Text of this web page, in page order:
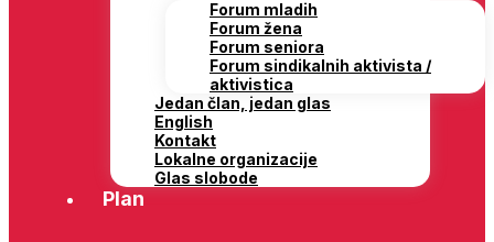
Forum mladih
Forum žena
Forum seniora
Forum sindikalnih aktivista /
aktivistica
Jedan član, jedan glas
English
Kontakt
Lokalne organizacije
Glas slobode
Plan